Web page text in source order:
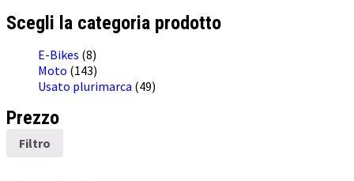
Scegli la categoria prodotto
E-Bikes (8)
Moto (143)
Usato plurimarca (49)
Prezzo
Filtro